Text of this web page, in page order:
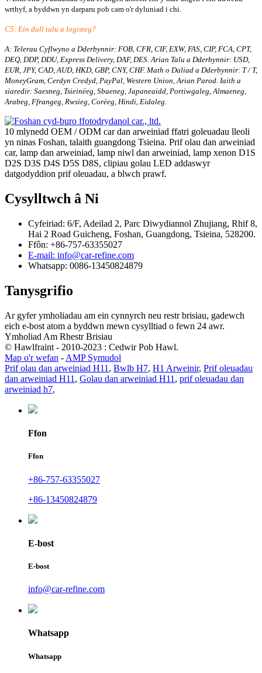
wrthyf, a byddwn yn darparu pob cam o'r dyluniad i chi.
C5: Ein dull talu a logisteg?
A: Telerau Cyflwyno a Dderbynnir: FOB, CFR, CIF, EXW, FAS, CIP, FCA, CPT,
DEQ, DDP, DDU, Express Delivery, DAF, DES. Arian Talu a Dderbynnir: USD,
EUR, JPY, CAD, AUD, HKD, GBP, CNY, CHF. Math o Daliad a Dderbynnir: T / T,
MoneyGram, Cerdyn Credyd, PayPal, Western Union, Arian Parod. Iaith a
siaredir: Saesneg, Tsieinëeg, Sbaeneg, Japaneaidd, Portiwgaleg, Almaeneg,
Arabeg, Ffrangeg, Rwsieg, Corëeg, Hindi, Eidaleg.
10 mlynedd OEM / ODM car dan arweiniad ffatri goleuadau lleoli
yn ninas Foshan, talaith guangdong Tsieina. Prif olau dan arweiniad
car, lamp dan arweiniad, lamp niwl dan arweiniad, lamp xenon D1S
D2S D3S D4S D5S D8S, clipiau golau LED addaswyr
datgodyddion prif oleuadau, a blwch prawf.
Cysylltwch â Ni
Cyfeiriad: 6/F, Adeilad 2, Parc Diwydiannol Zhujiang, Rhif 8,
Hai 2 Road Guicheng, Foshan, Guangdong, Tsieina, 528200.
Ffôn: +86-757-63355027
E-mail: info@car-refine.com
Whatsapp: 0086-13450824879
Tanysgrifio
Ar gyfer ymholiadau am ein cynnyrch neu restr brisiau, gadewch
eich e-bost atom a byddwn mewn cysylltiad o fewn 24 awr.
Ymholiad Am Rhestr Brisiau
© Hawlfraint - 2010-2023 : Cedwir Pob Hawl.
Map o'r wefan - AMP Symudol
Prif olau dan arweiniad H11 , Bwlb H7, H1 Arweinir, Prif oleuadau
dan arweiniad H11 , Golau dan arweiniad H11 , prif oleuadau dan
arweiniad h7,
Ffon
Ffon
+86-757-63355027
+86-13450824879
E-bost
E-bost
info@car-refine.com
Whatsapp
Whatsapp